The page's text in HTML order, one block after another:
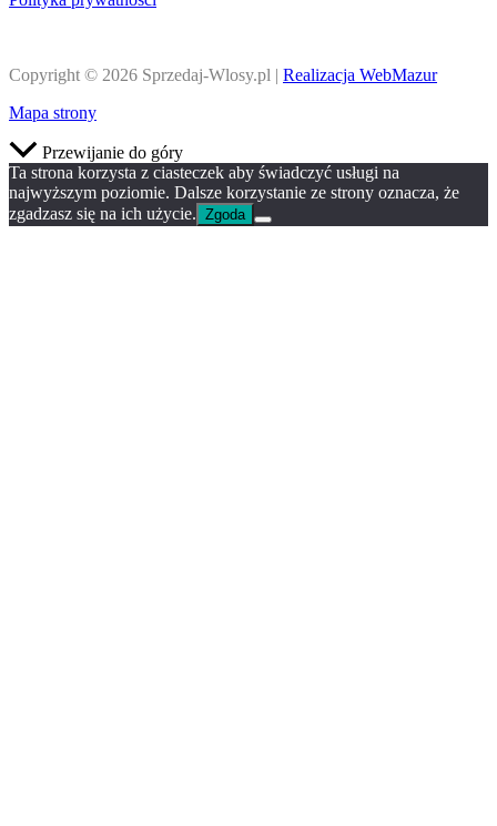
Copyright © 2026 Sprzedaj-Wlosy.pl | Realizacja WebMazur
Mapa strony
Przewijanie do góry
Ta strona korzysta z ciasteczek aby świadczyć usługi na
najwyższym poziomie. Dalsze korzystanie ze strony oznacza, że
zgadzasz się na ich użycie. Zgoda